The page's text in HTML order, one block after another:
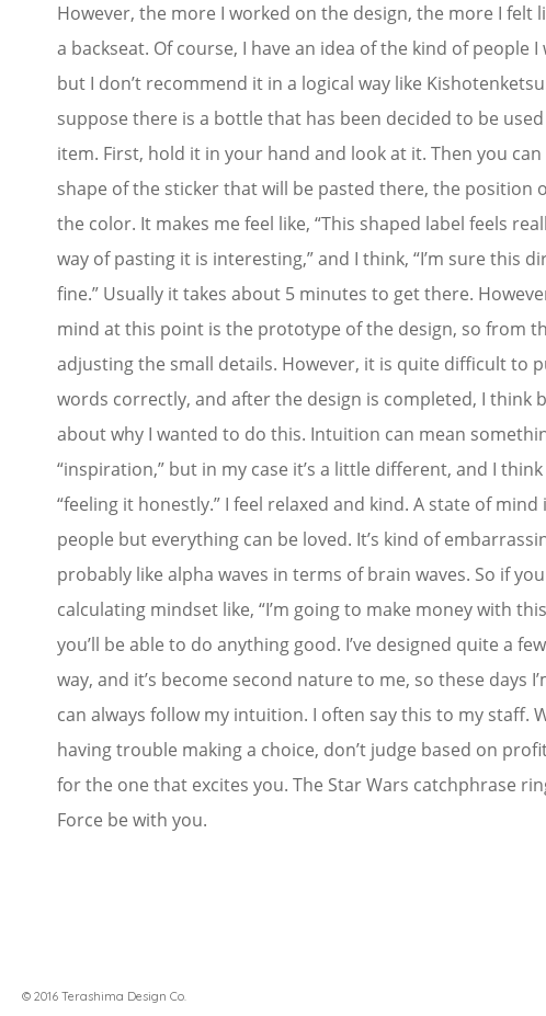
However, the more I worked on the design, the more I felt
a backseat. Of course, I have an idea of the kind of people
but I don’t recommend it in a logical way like
suppose there is a bottle that has been decided to be
item. First, hold it in your hand and look at it. Then you
shape of the sticker that will be pasted there, the position
the color. It makes me feel like, “This shaped label feels
way of pasting it is interesting,” and I think, “I’m sure this
fine.” Usually it takes about 5 minutes to get there.
mind at this point is the prototype of the design, so from
adjusting the small details. However, it is quite difficult to
words correctly, and after the design is completed, I think
about why I wanted to do this. Intuition can mean
“inspiration,” but in my case it’s a little different, and I
“feeling it honestly.” I feel relaxed and kind. A state of
people but everything can be loved. It’s kind of
probably like alpha waves in terms of brain waves. So if
calculating mindset like, “I’m going to make money with
you’ll be able to do anything good. I’ve designed quite a
way, and it’s become second nature to me, so these days
can always follow my intuition. I often say this to my staff.
having trouble making a choice, don’t judge based on
for the one that excites you. The Star Wars catchphrase
Force be with you.
© 2016 Terashima Design Co.